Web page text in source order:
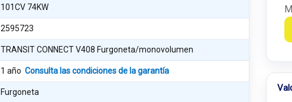
101CV 74KW
2595723
TRANSIT CONNECT V408 Furgoneta/monovolumen
1 añoConsulta las condiciones de la garantía
Furgoneta